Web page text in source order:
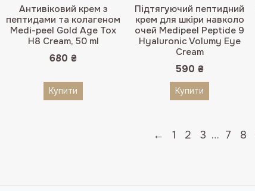
Антивіковий крем з
пептидами та колагеном
Medi-peel Gold Age Tox
H8 Cream, 50 ml
680₴
Купити
Підтягуючий пептидний
крем для шкіри навколо
очей Medipeel Peptide 9
Hyaluronic Volumy Eye
Cream
Оцінено в
5.00з 5
590 ₴
Купити
← 1 2 3 … 7 8